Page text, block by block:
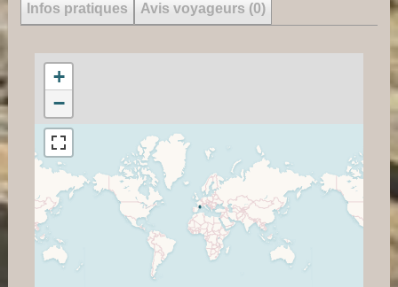
Infos pratiques Avis voyageurs (0)
+
−